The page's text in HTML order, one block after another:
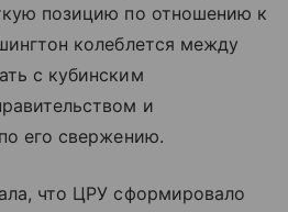
позицию по отношению к
колеблется между
с кубинским
и
его свержению.
что ЦРУ сформировало